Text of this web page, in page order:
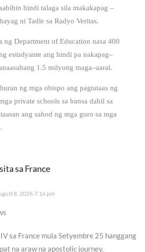
hindi talaga sila makakapag –
ni Tadle sa Radyo Veritas.
ng Department of Education nasa 400
estudyante ang hindi pa nakapag–
1.5 milyong maga–aaral.
ng mga obispo ang pagtataas ng
private schools sa bansa dahil sa
ang sahod ng mga guro sa mga
sa France
8, 2026 7:16 pm
sa France mula Setyembre 25 hanggang
na araw na apostolic journey.